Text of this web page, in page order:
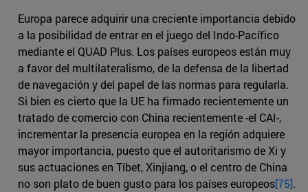
Europa parece adquirir una creciente importancia debido
a la posibilidad de entrar en el juego del Indo-Pacífico
mediante el QUAD Plus. Los países europeos están muy
a favor del multilateralismo, de la defensa de la libertad
de navegación y del papel de las normas para regularla.
Si bien es cierto que la UE ha firmado recientemente un
tratado de comercio con China recientemente -el CAI-,
incrementar la presencia europea en la región adquiere
mayor importancia, puesto que el autoritarismo de Xi y
sus actuaciones en Tíbet, Xinjiang, o el centro de China
no son plato de buen gusto para los países europeos[75].